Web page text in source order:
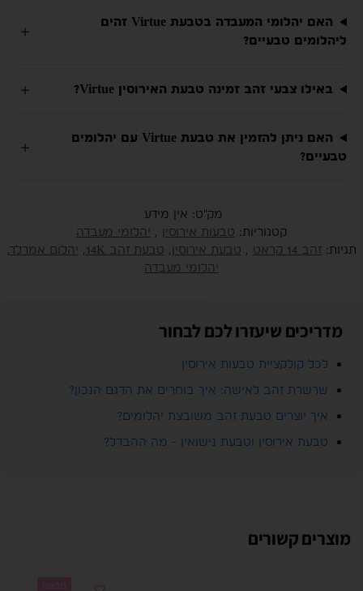
האם יהלומי המעבדה בטבעת Virtue זהים
ליהלומים טבעיים?
באילו צבעי זהב זמינה טבעת האירוסין Virtue?
האם ניתן להזמין את טבעת Virtue עם יהלומים
טבעיים?
מק"ט: אין מידע
קטגוריות: טבעות אירוסין , יהלומי מעבדה
תגיות: זהב 14 קראט , טבעת אירוסין, טבעת זהב 14K , יהלום אמרלד,
יהלומי מעבדה
מדריכים שיעזרו לכם לבחור
לכל קולקציית טבעות אירוסין
שרשרת זהב לאישה: איך בוחרים את הדגם הנכון?
איך יוצרים טבעת זהב משובצת יהלומים?
טבעת אירוסין וטבעת נישואין - מה ההבדל?
מוצרים קשורים